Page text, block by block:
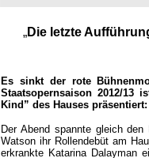
„Die letzte
Es sinkt der rote
Staatsopernsaison 2012/13
Kind” des Hauses
Der Abend spannte gleich
Watson ihr Rollendebüt am
erkrankte Katarina Dalayman